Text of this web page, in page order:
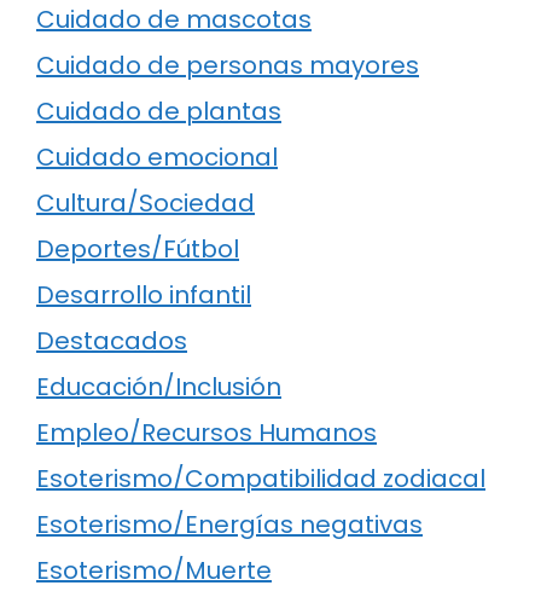
Cuidado de mascotas
Cuidado de personas mayores
Cuidado de plantas
Cuidado emocional
Cultura/Sociedad
Deportes/Fútbol
Desarrollo infantil
Destacados
Educación/Inclusión
Empleo/Recursos Humanos
Esoterismo/Compatibilidad zodiacal
Esoterismo/Energías negativas
Esoterismo/Muerte